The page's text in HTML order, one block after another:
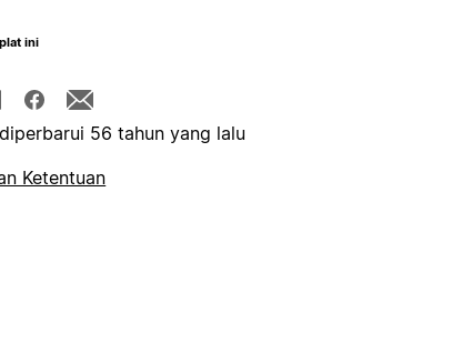
ini
56 tahun yang lalu
Ketentuan